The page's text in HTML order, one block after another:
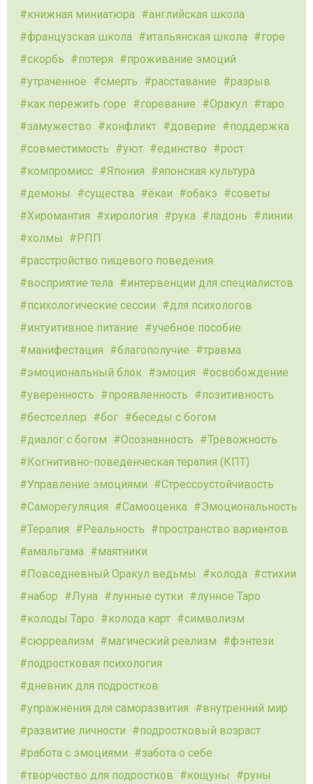
книжная миниатюра
английская школа
французская школа
итальянская школа
горе
скорбь
потеря
проживание эмоций
утраченное
смерть расставание
разрыв
как пережить горе
горевание Оракул
таро
замужество
конфликт доверие
поддержка
совместимость
уют единство
рост
компромисс
Япония
японская культура
демоны
существа ёкаи обакэ
советы
Хиромантия
хирология рука ладонь
линии
холмы
РПП
расстройство пищевого поведения
восприятие тела
интервенции для специалистов
психологические сессии
для психологов
интуитивное питание
учебное пособие
манифестация
благополучие
травма
эмоциональный блок
эмоция
освобождение
уверенность
проявленность
позитивность
бестселлер
бог
беседы с богом
диалог с богом
Осознанность
Тревожность
Когнитивно-поведенческая терапия (КПТ)
Управление эмоциями
Стрессоустойчивость
Саморегуляция
Самооценка
Эмоциональность
Терапия
Реальность
пространство вариантов
амальгама
маятники
Повседневный Оракул ведьмы
колода
стихии
набор
Луна лунные сутки
лунное Таро
колоды Таро
колода карт
символизм
сюрреализм
магический реализм
фэнтези
подростковая психология
дневник для подростков
упражнения для саморазвития
внутренний мир
развитие личности
подростковый возраст
работа с эмоциями
забота о себе
творчество для подростков
кощуны руны